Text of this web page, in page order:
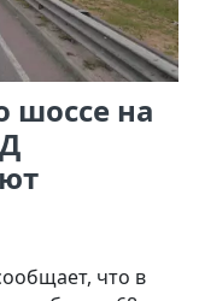
шоссе на
что в